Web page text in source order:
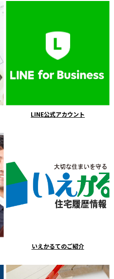
LINE公式アカウント
いえかるてのご紹介